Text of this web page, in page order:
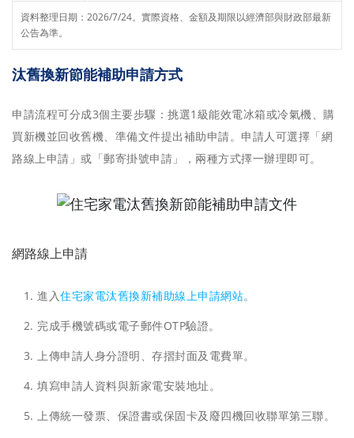
資料整理日期：2026/7/24。實際資格、金額及期限以經濟部與財政部最新
公告為準。
汰舊換新節能補助申請方式
申請流程可分成3個主要步驟：挑選1級能效電冰箱或冷氣機、購
買新機並回收舊機、準備文件提出補助申請。申請人可選擇「網
路線上申請」或「郵寄掛號申請」，兩種方式擇一辦理即可。
網路線上申請
進入住宅家電汰舊換新補助線上申請網站。
完成手機號碼或電子郵件OTP驗證。
上傳申請人身分證明、存摺封面及電費單。
填寫申請人資料與新家電安裝地址。
上傳統一發票、保證書或保固卡及廢四機回收聯單第三聯。